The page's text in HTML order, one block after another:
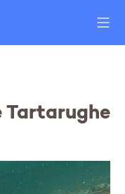
Tartarughe